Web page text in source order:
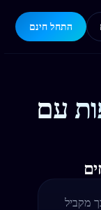
התחל חינם
עם
מקביל